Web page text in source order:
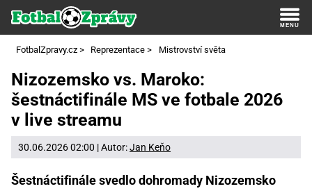
FotbalZpravy.cz > Reprezentace > Mistrovství světa
Nizozemsko vs. Maroko:
šestnáctifinále MS ve fotbale 2026
v live streamu
30.06.2026 02:00 | Autor:Jan Keňo
Šestnáctifinále svedlo dohromady Nizozemsko